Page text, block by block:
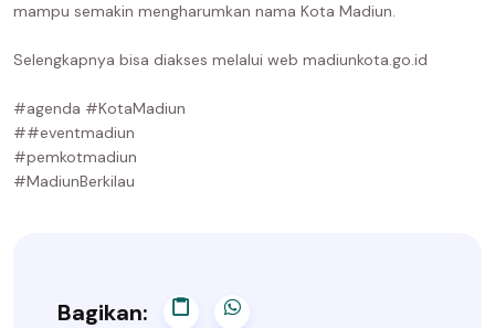
mampu semakin mengharumkan nama Kota Madiun.
Selengkapnya bisa diakses melalui web madiunkota.go.id
#agenda #KotaMadiun
##eventmadiun
#pemkotmadiun
#MadiunBerkilau
Bagikan: